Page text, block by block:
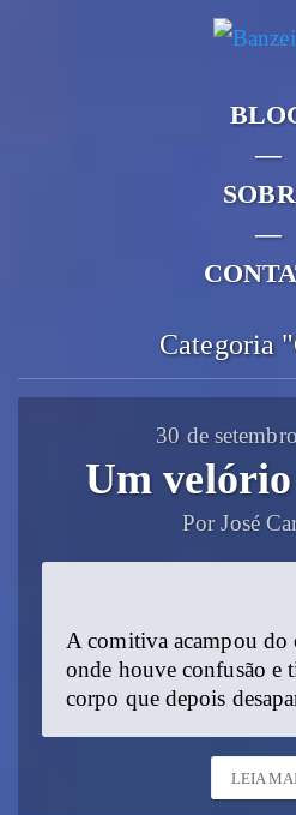
—
—
Categoria
30 de
Um
Por José
A comitiva acampou
onde houve confusão e
corpo que depois
LEIA